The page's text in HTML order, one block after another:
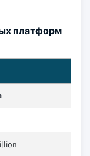
платформ